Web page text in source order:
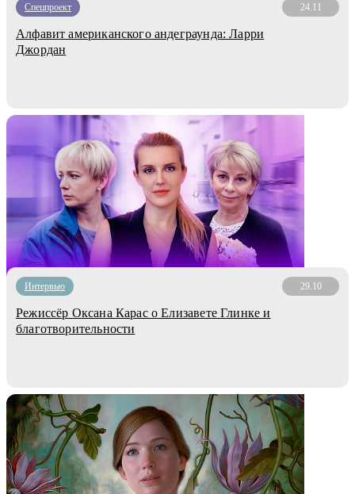
Спецпроект 24.11
Алфавит американского андеграунда: Ларри
Джордан
Интервью 29.10
Режиссёр Оксана Карас о Елизавете Глинке и
благотворительности